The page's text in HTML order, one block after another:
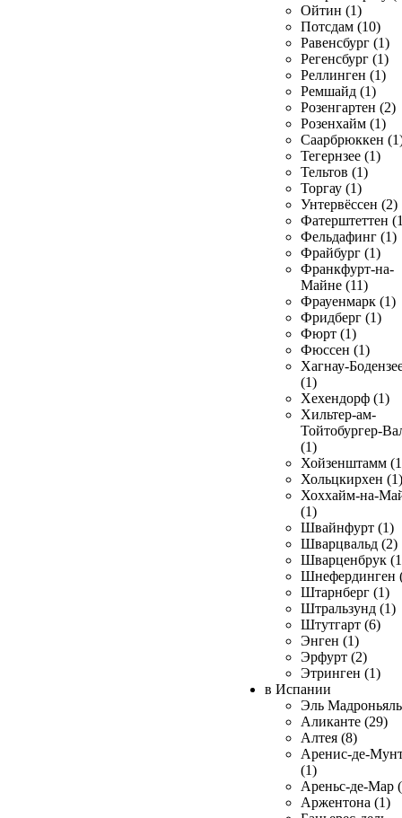
Ойтин (1)
Потсдам (10)
Равенсбург (1)
Регенсбург (1)
Реллинген (1)
Ремшайд (1)
Розенгартен (2)
Розенхайм (1)
Саарбрюккен
Тегернзее (1)
Тельтов (1)
Торгау (1)
Унтервёссен (2)
Фатерштеттен
Фельдафинг (1)
Фрайбург (1)
Франкфурт-на-
Майне (11)
Фрауенмарк (1)
Фридберг (1)
Фюрт (1)
Фюссен (1)
Хагнау-
(1)
Хехендорф (1)
Хильтер-ам-
Тойтобургер-
(1)
Хойзенштамм
Хольцкирхен (1)
Хоххайм-на-
(1)
Швайнфурт (1)
Шварцвальд (2)
Шварценбрук
Шнефердинген
Штарнберг (1)
Штральзунд (1)
Штутгарт (6)
Энген (1)
Эрфурт (2)
Этринген (1)
в Испании
Эль
Аликанте (29)
Алтея (8)
Аренис-де-
(1)
Ареньс-де-Мар
Аржентона (1)